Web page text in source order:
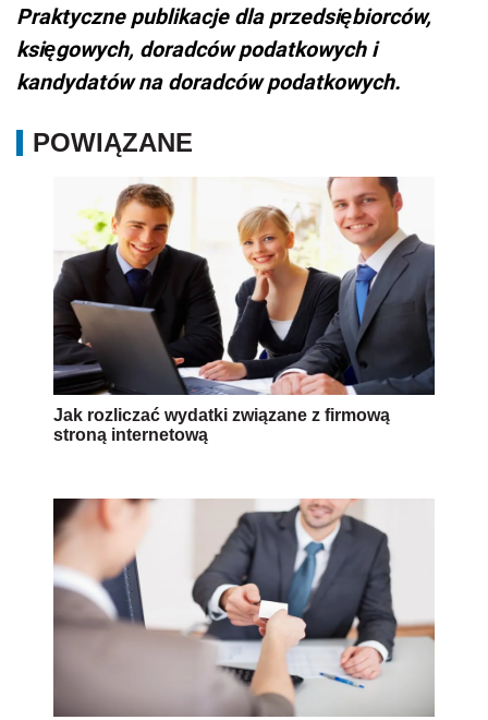
Praktyczne publikacje dla przedsiębiorców,
księgowych, doradców podatkowych i
kandydatów na doradców podatkowych.
POWIĄZANE
Jak rozliczać wydatki związane z firmową
stroną internetową